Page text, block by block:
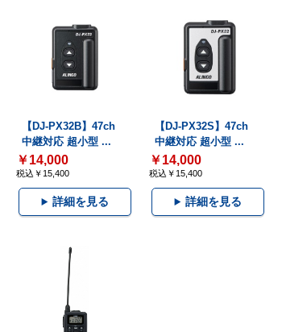
【DJ-PX32B】47ch
中継対応 超小型 ...
￥14,000
税込￥15,400
詳細を見る
【DJ-PX32S】47ch
中継対応 超小型 ...
￥14,000
税込￥15,400
詳細を見る